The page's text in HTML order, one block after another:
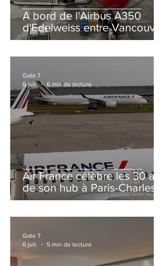
A bord de l'Airbus A350
d'Edelweiss entre Vancouver
et Zurich
Air France célèbre les 30 ans
de son hub à Paris-Charles
de Gaulle
Gate 7
6 juil.
6 min de lecture
Gate 7
6 juil.
5 min de lecture